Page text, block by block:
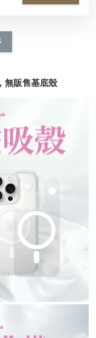
無販售基底殼